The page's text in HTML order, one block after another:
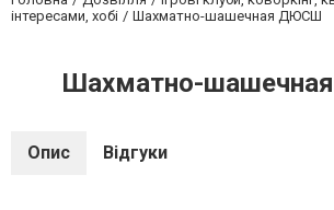
інтересами, хобі
Шахматно-шашечная ДЮСШ
Шахматно-
Опис Відгуки